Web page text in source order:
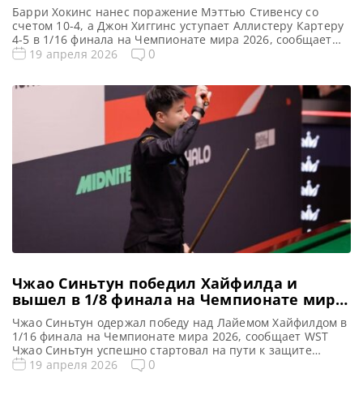
Барри Хокинс нанес поражение Мэттью Стивенсу со
счетом 10-4, а Джон Хиггинс уступает Аллистеру Картеру
4-5 в 1/16 финала на Чемпионате мира 2026, сообщает
WST Бывший финалист Барри Хокинс одержал свою
Чемпионата мира. Хокинс стал третьим […]
19 апреля 2026 0
Чжао Синьтун победил Хайфилда и
вышел в 1/8 финала на Чемпионате мира
2026
Чжао Синьтун одержал победу над Лайемом Хайфилдом в
1/16 финала на Чемпионате мира 2026, сообщает WST
Чжао Синьтун успешно стартовал на пути к защите
своего титула Чемпиона мира, несмотря на
19 апреля 2026 0